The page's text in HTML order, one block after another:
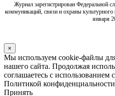
Журнал зарегистрирован Федеральной
коммуникаций, связи и охраны
января
×
Мы используем cookie-файлы
нашего сайта. Продолжая
соглашаетесь с использованием
Политикой
Принять